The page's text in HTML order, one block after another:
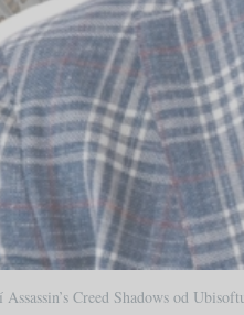
Creed Shadows od